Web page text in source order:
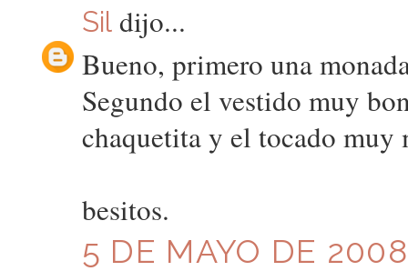
Sildijo...
Bueno, primero una
Segundo el vestido muy
chaquetita y el tocado muy
besitos.
5 DE MAYO DE